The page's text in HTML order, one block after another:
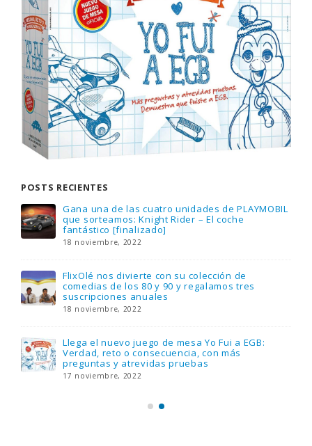
POSTS RECIENTES
Gana una de las cuatro unidades de PLAYMOBIL
que sorteamos: Knight Rider – El coche
fantástico [finalizado]
18 noviembre, 2022
FlixOlé nos divierte con su colección de
comedias de los 80 y 90 y regalamos tres
suscripciones anuales
18 noviembre, 2022
Llega el nuevo juego de mesa Yo Fui a EGB:
Verdad, reto o consecuencia, con más
preguntas y atrevidas pruebas
17 noviembre, 2022